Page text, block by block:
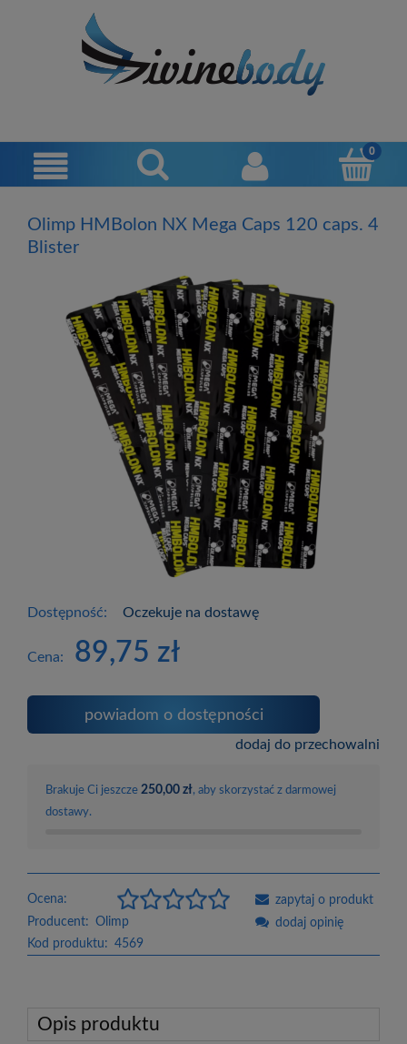
Olimp HMBolon NX Mega Caps 120 caps. 4
Blister
Dostępność: Oczekuje na dostawę
Cena: 89,75 zł
powiadom o dostępności
dodaj do przechowalni
Brakuje Ci jeszcze 250,00 zł, aby skorzystać z darmowej
dostawy.
Ocena:
Producent: Olimp
Kod produktu: 4569
zapytaj o produkt
dodaj opinię
Opis produktu